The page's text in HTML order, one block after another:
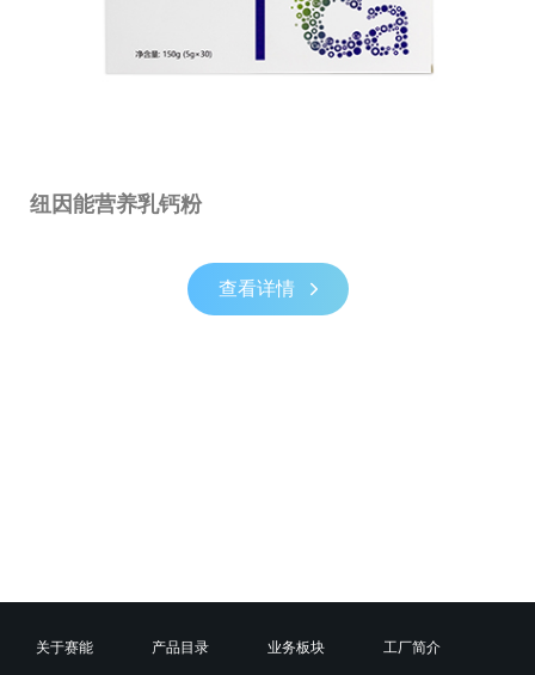
纽因能营养乳钙粉
查看详情
关于赛能 产品目录 业务板块 工厂简介